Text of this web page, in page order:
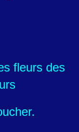
fleurs des